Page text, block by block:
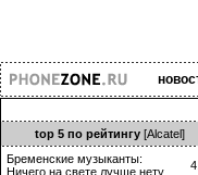
top 5 по рейтингу [Alcatel]
Бременские музыканты:
Ничего на свете лучше нету